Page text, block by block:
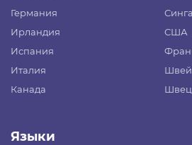
Германия
Ирландия
Испания
Италия
Канада
США
Языки